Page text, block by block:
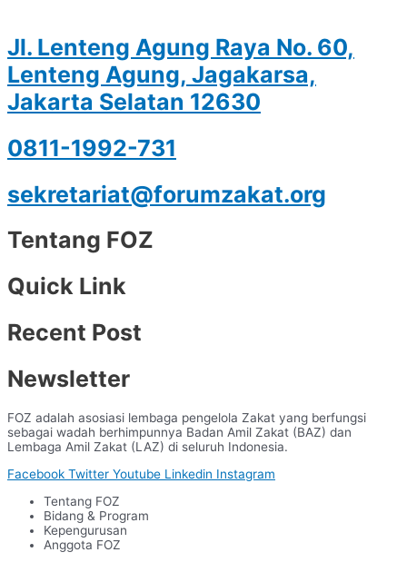
Jl. Lenteng Agung Raya No. 60,
Lenteng Agung, Jagakarsa,
Jakarta Selatan 12630
0811-1992-731
sekretariat@forumzakat.org
Tentang FOZ
Quick Link
Recent Post
Newsletter
FOZ adalah asosiasi lembaga pengelola Zakat yang berfungsi
sebagai wadah berhimpunnya Badan Amil Zakat (BAZ) dan
Lembaga Amil Zakat (LAZ) di seluruh Indonesia.
Facebook Twitter Youtube Linkedin Instagram
Tentang FOZ
Bidang & Program
Kepengurusan
Anggota FOZ